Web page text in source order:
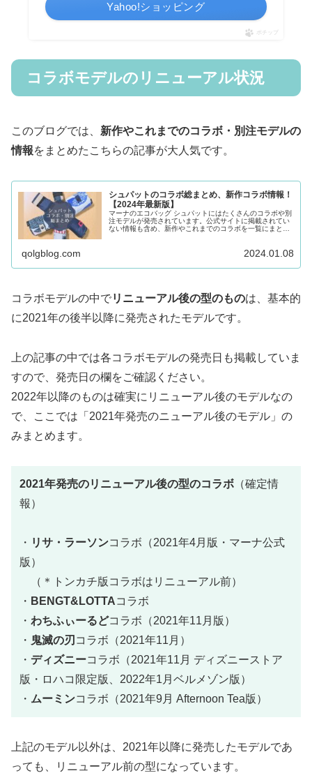
Yahoo!ショッピング
ポチップ
コラボモデルのリニューアル状況
このブログでは、 新作やこれまでのコラボ・別注モデルの
情報をまとめたこちらの記事が大人気です。
シュパットのコラボ総まとめ、新作コラボ情報！
【2024年最新版】
マーナのエコバッグ シュパットにはたくさんのコラボや別
注モデルが発売されています。公式サイトに掲載されてい
ない情報も含め、新作やこれまでのコラボを一覧にまとめ
qolgblog.com 2024.01.08
コラボモデルの中でリニューアル後の型のものは、基本的
に2021年の後半以降に発売されたモデルです。
上の記事の中では各コラボモデルの発売日も掲載していま
すので、発売日の欄をご確認ください。
2022年以降のものは確実にリニューアル後のモデルなの
で、ここでは「2021年発売のニューアル後のモデル」の
みまとめます。
2021年発売のリニューアル後の型のコラボ （確定情
報）
・ リサ・ラーソンコラボ（2021年4月版・マーナ公式
版）
（＊トンカチ版コラボはリニューアル前）
・ BENGT&LOTTAコラボ
・ わちふぃーるどコラボ（2021年11月版）
・ 鬼滅の刃 コラボ（2021年11月）
・ ディズニーコラボ（2021年11月 ディズニーストア
版・ロハコ限定版、2022年1月ベルメゾン版）
・ ムーミンコラボ（2021年9月 Afternoon Tea版）
上記のモデル以外は、2021年以降に発売したモデルであ
っても、リニューアル前の型になっています。